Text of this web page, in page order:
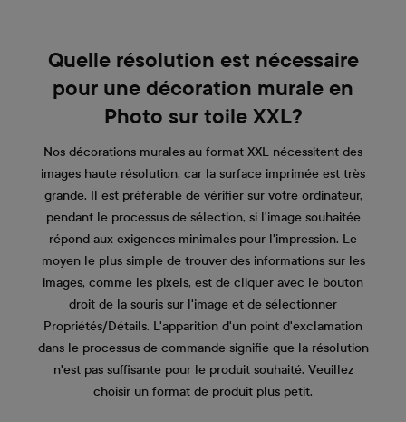
Quelle résolution est nécessaire
pour une décoration murale en
Photo sur toile XXL?
Nos décorations murales au format XXL nécessitent des
images haute résolution, car la surface imprimée est très
grande. Il est préférable de vérifier sur votre ordinateur,
pendant le processus de sélection, si l'image souhaitée
répond aux exigences minimales pour l'impression. Le
moyen le plus simple de trouver des informations sur les
images, comme les pixels, est de cliquer avec le bouton
droit de la souris sur l'image et de sélectionner
Propriétés/Détails. L'apparition d'un point d'exclamation
dans le processus de commande signifie que la résolution
n'est pas suffisante pour le produit souhaité. Veuillez
choisir un format de produit plus petit.